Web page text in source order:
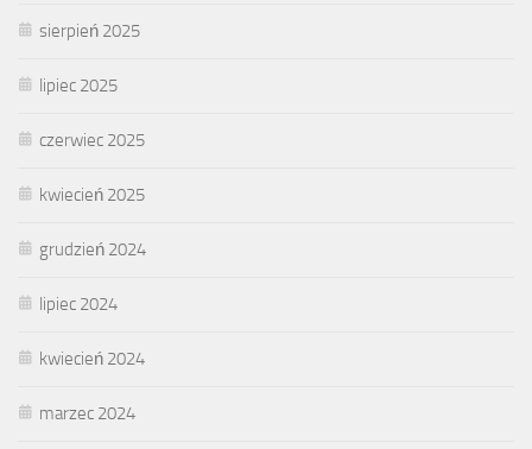
sierpień 2025
lipiec 2025
czerwiec 2025
kwiecień 2025
grudzień 2024
lipiec 2024
kwiecień 2024
marzec 2024